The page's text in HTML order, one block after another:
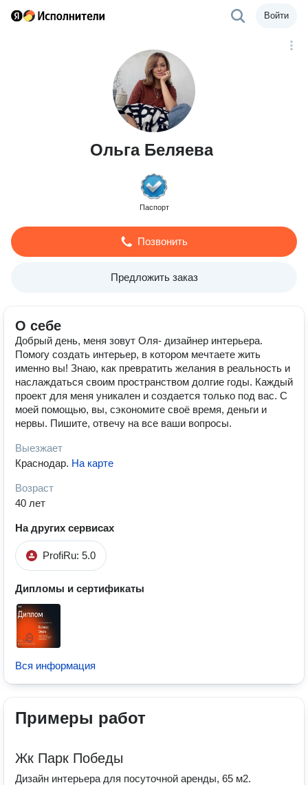
Войти
Ольга Беляева
Паспорт
Позвонить
Предложить заказ
О себе
Добрый день, меня зовут Оля- дизайнер интерьера.
Помогу создать интерьер, в котором мечтаете жить
именно вы! Знаю, как превратить желания в реальность и
наслаждаться своим пространством долгие годы. Каждый
проект для меня уникален и создается только под вас. С
моей помощью, вы, сэкономите своё время, деньги и
нервы. Пишите, отвечу на все ваши вопросы.
Выезжает
Краснодар. На карте
Возраст
40 лет
На других сервисах
ProfiRu: 5.0
Дипломы и сертификаты
Вся информация
Примеры работ
Жк Парк Победы
Дизайн интерьера для посуточной аренды, 65 м2.